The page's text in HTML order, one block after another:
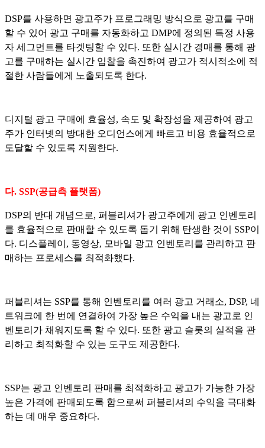
DSP를 사용하면 광고주가 프로그래밍 방식으로 광고를 구매
할 수 있어 광고 구매를 자동화하고 DMP에 정의된 특정 사용
자 세그먼트를 타겟팅할 수 있다. 또한 실시간 경매를 통해 광
고를 구매하는 실시간 입찰을 촉진하여 광고가 적시적소에 적
절한 사람들에게 노출되도록 한다.
디지털 광고 구매에 효율성, 속도 및 확장성을 제공하여 광고
주가 인터넷의 방대한 오디언스에게 빠르고 비용 효율적으로
도달할 수 있도록 지원한다.
다. SSP(공급측 플랫폼)
DSP의 반대 개념으로, 퍼블리셔가 광고주에게 광고 인벤토리
를 효율적으로 판매할 수 있도록 돕기 위해 탄생한 것이 SSP이
다. 디스플레이, 동영상, 모바일 광고 인벤토리를 관리하고 판
매하는 프로세스를 최적화했다.
퍼블리셔는 SSP를 통해 인벤토리를 여러 광고 거래소, DSP, 네
트워크에 한 번에 연결하여 가장 높은 수익을 내는 광고로 인
벤토리가 채워지도록 할 수 있다. 또한 광고 슬롯의 실적을 관
리하고 최적화할 수 있는 도구도 제공한다.
SSP는 광고 인벤토리 판매를 최적화하고 광고가 가능한 가장
높은 가격에 판매되도록 함으로써 퍼블리셔의 수익을 극대화
하는 데 매우 중요하다.